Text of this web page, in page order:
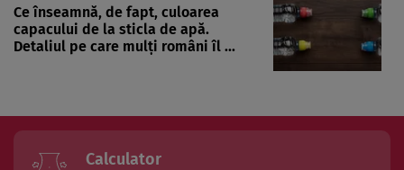
Ce înseamnă, de fapt, culoarea
capacului de la sticla de apă.
Detaliul pe care mulți români îl ...
Calculator